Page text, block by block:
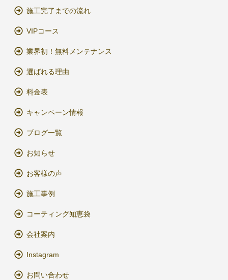
施工完了までの流れ
VIPコース
業界初！無料メンテナンス
選ばれる理由
料金表
キャンペーン情報
ブログ一覧
お知らせ
お客様の声
施工事例
コーティング知恵袋
会社案内
Instagram
お問い合わせ